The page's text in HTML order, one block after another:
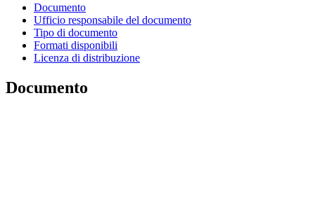
Documento
Ufficio responsabile del documento
Tipo di documento
Formati disponibili
Licenza di distribuzione
Documento